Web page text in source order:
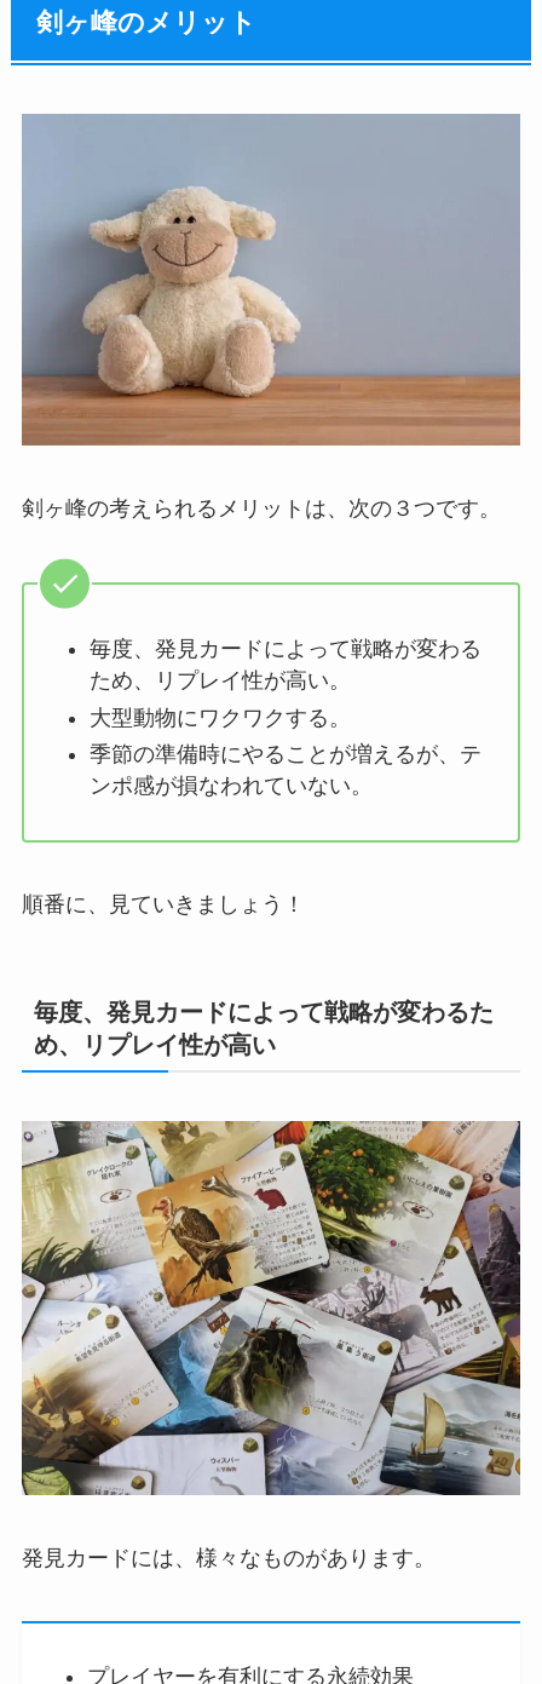
剣ヶ峰のメリット
剣ヶ峰の考えられるメリットは、次の３つです。
毎度、発見カードによって戦略が変わる
ため、リプレイ性が高い。
大型動物にワクワクする。
季節の準備時にやることが増えるが、テ
ンポ感が損なわれていない。
順番に、見ていきましょう！
毎度、発見カードによって戦略が変わるた
め、リプレイ性が高い
発見カードには、様々なものがあります。
プレイヤーを有利にする永続効果